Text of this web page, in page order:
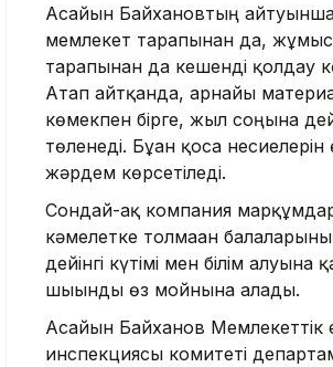
Асайын Байхановтың
мемлекет тарапынан да, жұмыс
тарапынан да кешенді қолдау
Атап айтқанда, арнайы
көмекпен бірге, жыл соңына
төленеді. Бұған қоса несиелерін
жәрдем көрсетіледі.
Сондай-ақ компания
кәмелетке толмаған
дейінгі күтімі мен білім алуына
шығынды өз мойнына алады.
Асайын Байханов Мемлекеттік
инспекциясы комитеті